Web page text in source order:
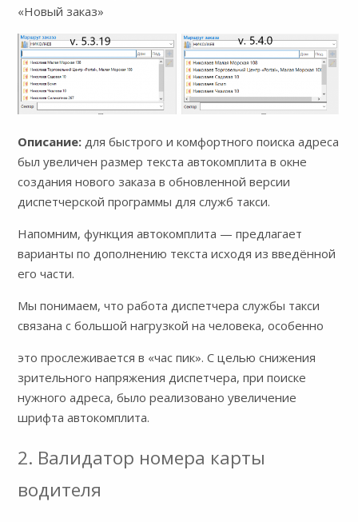
«Новый заказ»
Описание: для быстрого и комфортного поиска адреса
был увеличен размер текста автокомплита в окне
создания нового заказа в обновленной версии
диспетчерской программы для служб такси.
Напомним, функция автокомплита — предлагает
варианты по дополнению текста исходя из введённой
его части.
Мы понимаем, что работа диспетчера службы такси
связана с большой нагрузкой на человека, особенно
это прослеживается в «час пик». С целью снижения
зрительного напряжения диспетчера, при поиске
нужного адреса, было реализовано увеличение
шрифта автокомплита.
2. Валидатор номера карты
водителя